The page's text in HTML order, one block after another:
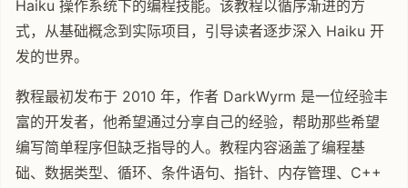
Haiku 操作系统下的编程技能。该教程以循序渐进的方
式，从基础概念到实际项目，引导读者逐步深入 Haiku 开
发的世界。
教程最初发布于 2010 年，作者 DarkWyrm 是一位经验丰
富的开发者，他希望通过分享自己的经验，帮助那些希望
编写简单程序但缺乏指导的人。教程内容涵盖了编程基
础、数据类型、循环、条件语句、指针、内存管理、C++